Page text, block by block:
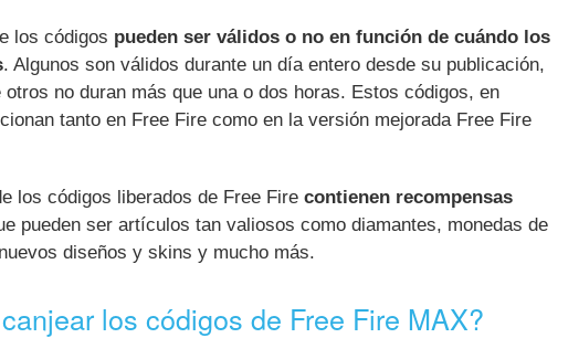
los códigos pueden ser válidos o no en función de cuándo los
. Algunos son válidos durante un día entero desde su publicación,
otros no duran más que una o dos horas. Estos códigos, en
tanto en Free Fire como en la versión mejorada Free Fire
los códigos liberados de Free Fire contienen recompensas
pueden ser artículos tan valiosos como diamantes, monedas de
diseños y skins y mucho más.
los códigos de Free Fire MAX?